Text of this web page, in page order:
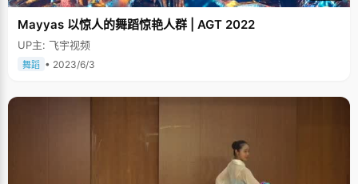
Mayyas 以惊人的舞蹈惊艳人群 | AGT 2022
UP主: 飞宇视频
舞蹈 • 2023/6/3